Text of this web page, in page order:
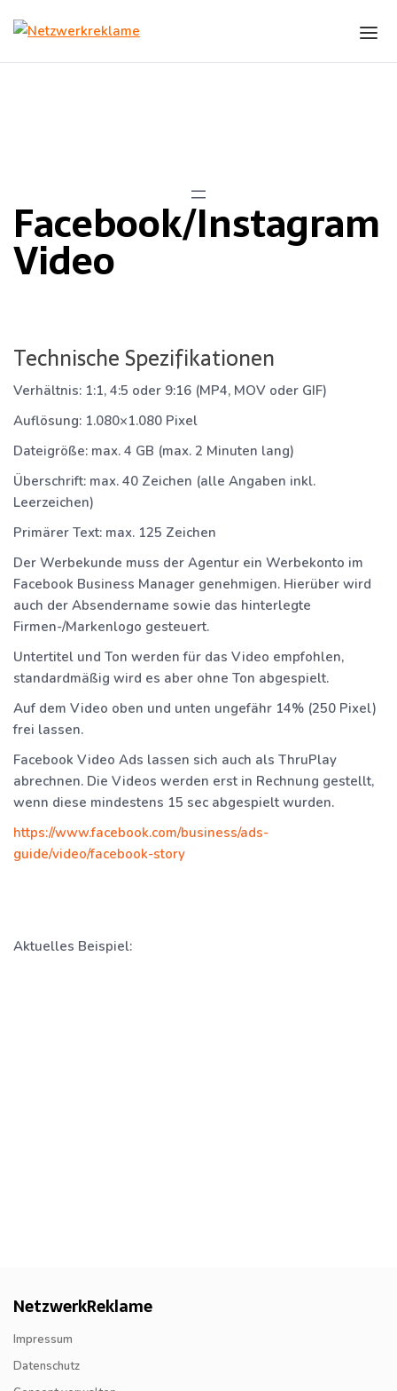
Facebook/Instagram
Video
Technische Spezifikationen
Verhältnis: 1:1, 4:5 oder 9:16 (MP4, MOV oder GIF)
Auflösung: 1.080×1.080 Pixel
Dateigröße: max. 4 GB (max. 2 Minuten lang)
Überschrift: max. 40 Zeichen (alle Angaben inkl.
Leerzeichen)
Primärer Text: max. 125 Zeichen
Der Werbekunde muss der Agentur ein Werbekonto im
Facebook Business Manager genehmigen. Hierüber wird
auch der Absendername sowie das hinterlegte
Firmen-/Markenlogo gesteuert.
Untertitel und Ton werden für das Video empfohlen,
standardmäßig wird es aber ohne Ton abgespielt.
Auf dem Video oben und unten ungefähr 14% (250 Pixel)
frei lassen.
Facebook Video Ads lassen sich auch als ThruPlay
abrechnen. Die Videos werden erst in Rechnung gestellt,
wenn diese mindestens 15 sec abgespielt wurden.
https://www.facebook.com/business/ads-
guide/video/facebook-story
Aktuelles Beispiel:
NetzwerkReklame
Impressum
Datenschutz